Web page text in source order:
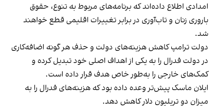
امدادی اطلاع داده‌اند که برنامه‌های مربوط به تنوع، حقوق
باروری زنان و تاب‌آوری در برابر تغییرات اقلیمی قطع خواهند
شد.
دولت ترامپ کاهش هزینه‌های دولت و حذف هر گونه اضافه‌کاری
در دولت فدرال را به یکی از اهداف اصلی خود تبدیل کرده و
کمک‌های خارجی را به‌طور خاص هدف قرار داده است.
ایلان ماسک پیش‌تر وعده داده بود که هزینه‌های فدرال را به
میزان دو تریلیون دلار کاهش دهد.